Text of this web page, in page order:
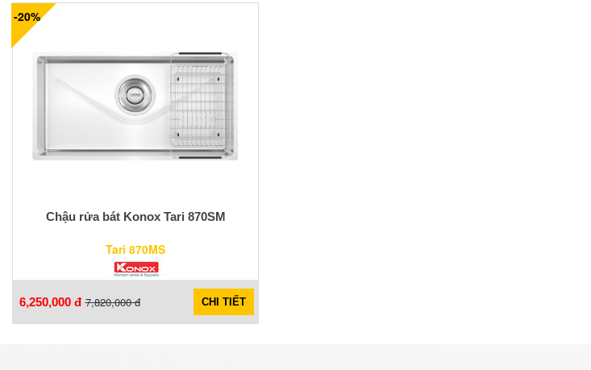
-20%
Chậu rửa bát Konox Tari 870SM
Tari 870MS
6,250,000 đ 7,820,000 đ CHI TIẾT